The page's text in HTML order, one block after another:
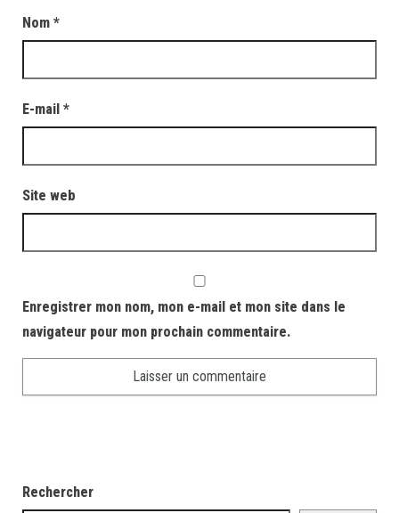
Nom *
E-mail *
Site web
Enregistrer mon nom, mon e-mail et mon site dans le
navigateur pour mon prochain commentaire.
Rechercher